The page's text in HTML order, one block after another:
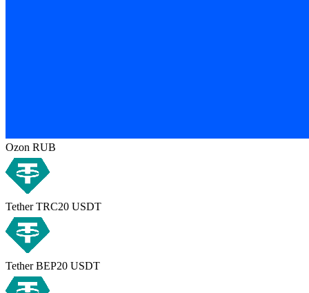
Ozon RUB
Tether TRC20 USDT
Tether BEP20 USDT